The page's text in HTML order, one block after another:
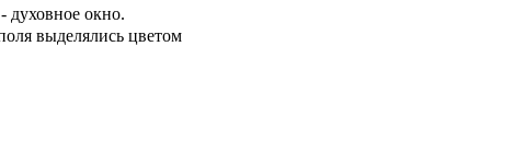
духовное окно.
выделялись цветом